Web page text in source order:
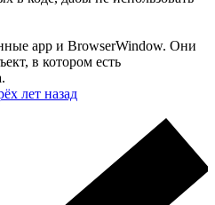
app и BrowserWindow. Они
в котором есть
лет назад